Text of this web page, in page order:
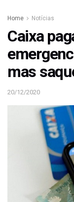
Home Notícias
Caixa
mas
20/12/2020